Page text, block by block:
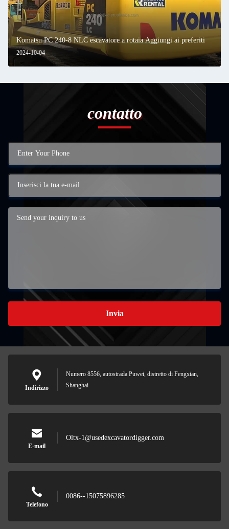
2024-10-04
Komatsu PC 240-8 NLC escavatore a rotaia Aggiungi ai preferiti
contatto
Invia
Indirizzo
Numero 8556, autostrada Puwei, distretto di Fengxian,
Shanghai
E-mail
Oltx-1@usedexcavatordigger.com
Telefono
0086--15075896285